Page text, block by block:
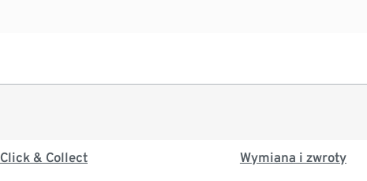
Click & Collect Wymiana i zwroty